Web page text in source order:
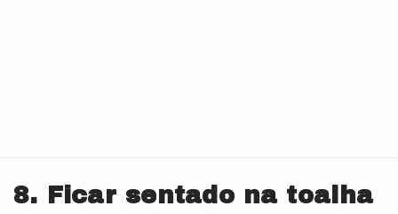
8. Ficar sentado na toalha